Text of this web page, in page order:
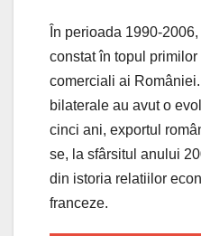
În perioada 1990-
constat în topul
comerciali ai
bilaterale au avut o
cinci ani, exportul
se, la sfârsitul anului
din istoria relatiilor
franceze.